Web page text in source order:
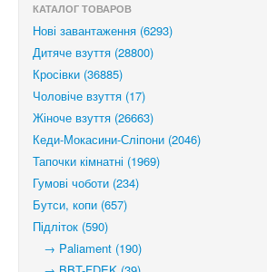
КАТАЛОГ ТОВАРОВ
Нові завантаження (6293)
Дитяче взуття (28800)
Кросівки (36885)
Чоловіче взуття (17)
Жіноче взуття (26663)
Кеди-Мокасини-Сліпони (2046)
Тапочки кімнатні (1969)
Гумові чоботи (234)
Бутси, копи (657)
Підліток (590)
→ Paliament (190)